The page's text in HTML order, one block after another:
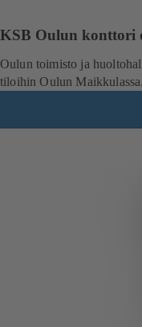
KSB Oulun konttori
Oulun toimisto ja
tiloihin Oulun Maikkulassa.